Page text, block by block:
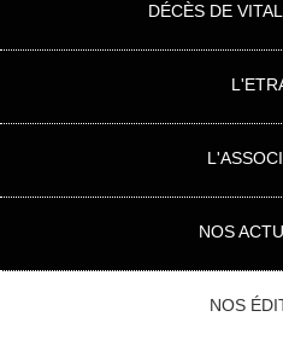
DÉCÈS DE
NOS
NOS